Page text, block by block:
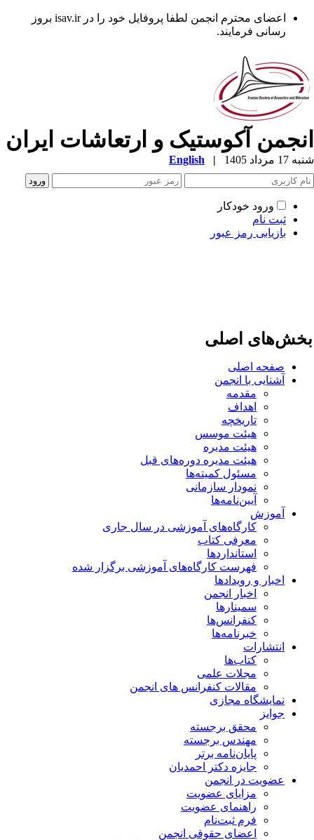
اعضای محترم انجمن لطفا پروفایل خود را در isav.ir بروز
رسانی فرمایند.
آکوستیک و ارتعاشات ایران
مرداد 1405 |
English
ورود خودکار
ثبت نام
بازیابی رمز عبور
اصلی
صفحه اصلی
آشنایی با انجمن
مقدمه
اهداف
تاریخچه
هیئت موسس
هیئت مدیره
هیئت مدیره دوره‌های قبل
مسئول کمیته‌ها
نمودار سازمانی
آیین‌نامه‌ها
آموزش
کارگاه‌های آموزشی در سال جاری
معرفی کتاب
استانداردها
فهرست کارگاه‌های آموزشی برگزار شده
اخبار و رویدادها
اخبار انجمن
سمینارها
کنفرانس‌ها
خبرنامه‌ها
انتشارات
کتاب‌ها
مجلات علمی
مقالات کنفرانس های انجمن
نمایشگاه مجازی
جوایز
محقق برجسته
مهندس برجسته
پایان‌نامه برتر
جایزه دکتر احمدیان
عضویت در انجمن
مزایای عضویت
راهنمای عضویت
فرم ثبت‌نام
اعضای حقوقی انجمن